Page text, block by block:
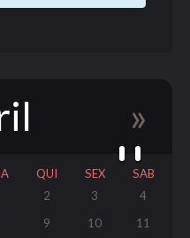
»
QUI SEX
SAB
2 3
4
9 10
11